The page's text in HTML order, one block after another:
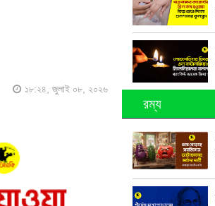
১৮:২৪, জুলাই ০৮, ২০২৬
রম্য